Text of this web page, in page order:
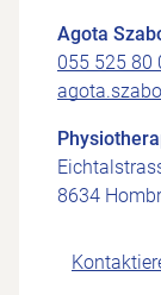
Agota
055 525 80
8634